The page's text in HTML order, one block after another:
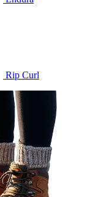
Rip Curl